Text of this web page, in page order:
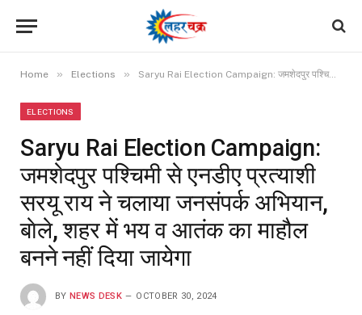
Home » Elections » Saryu Rai Election Campaign: जमशेदपुर पश्चिमी से एनडीए प्रत्याशी सरयू राय ने चलाया जनसंपर्क अभियान, बाेले, शहर में भय व आतंक का माहौल बनने नहीं दिया जायेगा
ELECTIONS
Saryu Rai Election Campaign:
जमशेदपुर पश्चिमी से एनडीए प्रत्याशी
सरयू राय ने चलाया जनसंपर्क अभियान,
बाेले, शहर में भय व आतंक का माहौल
बनने नहीं दिया जायेगा
BY NEWS DESK OCTOBER 30, 2024